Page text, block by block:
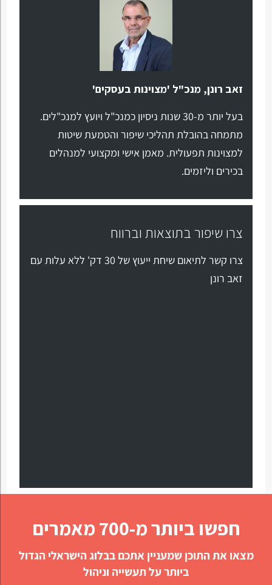
זאב רונן, מנכ"ל 'מצוינות בעסקים'
בעל יותר מ-30 שנות ניסיון כמנכ"ל ויועץ למנכ"לים.
מתמחה בהובלת תהליכי שיפור והטמעת שיטות
למצוינות תפעולית. מאמן אישי ומקצועי למנהלים
בכירים וליזמים.
צרו שיפור בתוצאות וברווח
צרו קשר לתיאום שיחת ייעוץ של 30 דק' ללא עלות עם
זאב רונן
חפשו ביותר מ-700 מאמרים
מצאו את התוכן שמעניין אתכם בבלוג הישראלי הגדול
ביותר על תעשייה וניהול